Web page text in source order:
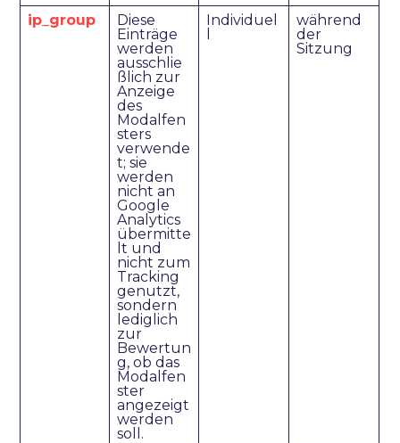
ip_group
Diese
Einträge
werden
ausschlie
ßlich zur
Anzeige
des
Modalfen
sters
verwende
t; sie
werden
nicht an
Google
Analytics
übermitte
lt und
nicht zum
Tracking
genutzt,
sondern
lediglich
zur
Bewertun
g, ob das
Modalfen
ster
angezeigt
werden
soll.
Individuel
während
der
Sitzung